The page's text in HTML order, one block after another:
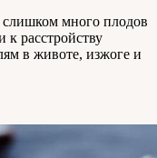
слишком много плодов
к расстройству
в животе, изжоге и